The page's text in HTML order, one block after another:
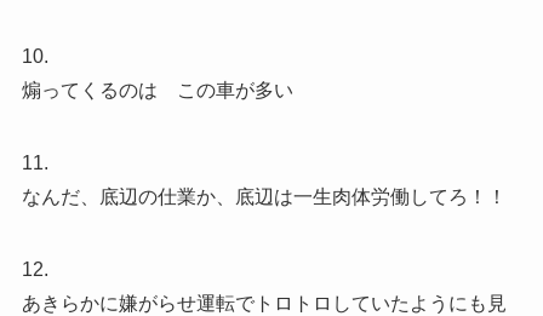
10.
煽ってくるのは この車が多い
11.
なんだ、底辺の仕業か、底辺は一生肉体労働してろ！！
12.
あきらかに嫌がらせ運転でトロトロしていたようにも見